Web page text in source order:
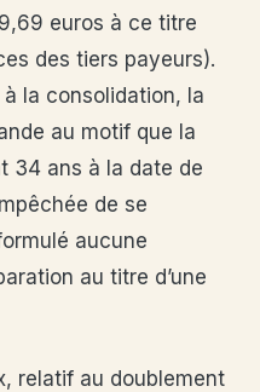
euros à ce titre
des tiers payeurs).
la consolidation, la
au motif que la
34 ans à la date de
de se
aucune
au titre d’une
relatif au doublement